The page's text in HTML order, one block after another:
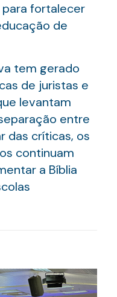
fortalecer
de
tem gerado
de juristas e
levantam
entre
das críticas, os
continuam
a Bíblia